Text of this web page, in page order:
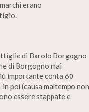
erano
di Barolo Borgogno
di Borgogno mai
importante conta 60
poi (causa maltempo non
essere stappate e